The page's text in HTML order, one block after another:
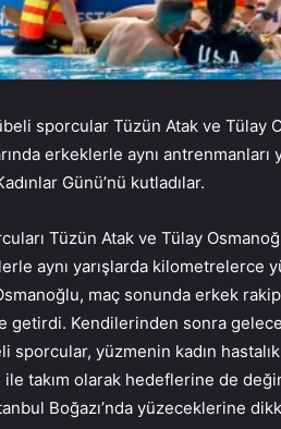
sporcular Tüzün Atak ve Tülay
erkeklerle aynı antrenmanları
Günü’nü kutladılar.
Tüzün Atak ve Tülay
aynı yarışlarda kilometrelerce
maç sonunda erkek
getirdi. Kendilerinden sonra
yüzmenin kadın
takım olarak hedeflerine de
Boğazı’nda yüzeceklerine